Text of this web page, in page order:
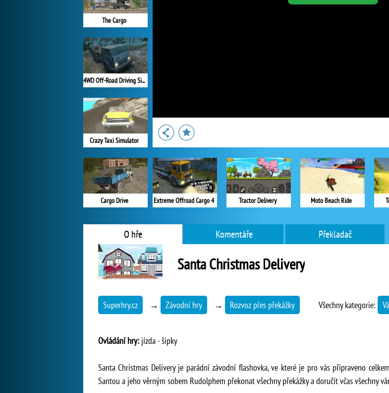
The Cargo
4WD Off-Road Driving Sim
Crazy Taxi Simulator
Cargo Drive Extreme Offroad Cargo 4 Tractor Delivery Moto Beach Ride
O hře Komentáře Překladač
Santa Christmas Delivery
Superhry.cz → Závodní hry → Rozvoz přes překážky Všechny kategorie:
Ovládání hry: jízda - šipky
Santa Christmas Delivery je parádní závodní flashovka, ve které je pro vás připraveno
Santou a jeho věrným sobem Rudolphem překonat všechny překážky a doručit včas všechny